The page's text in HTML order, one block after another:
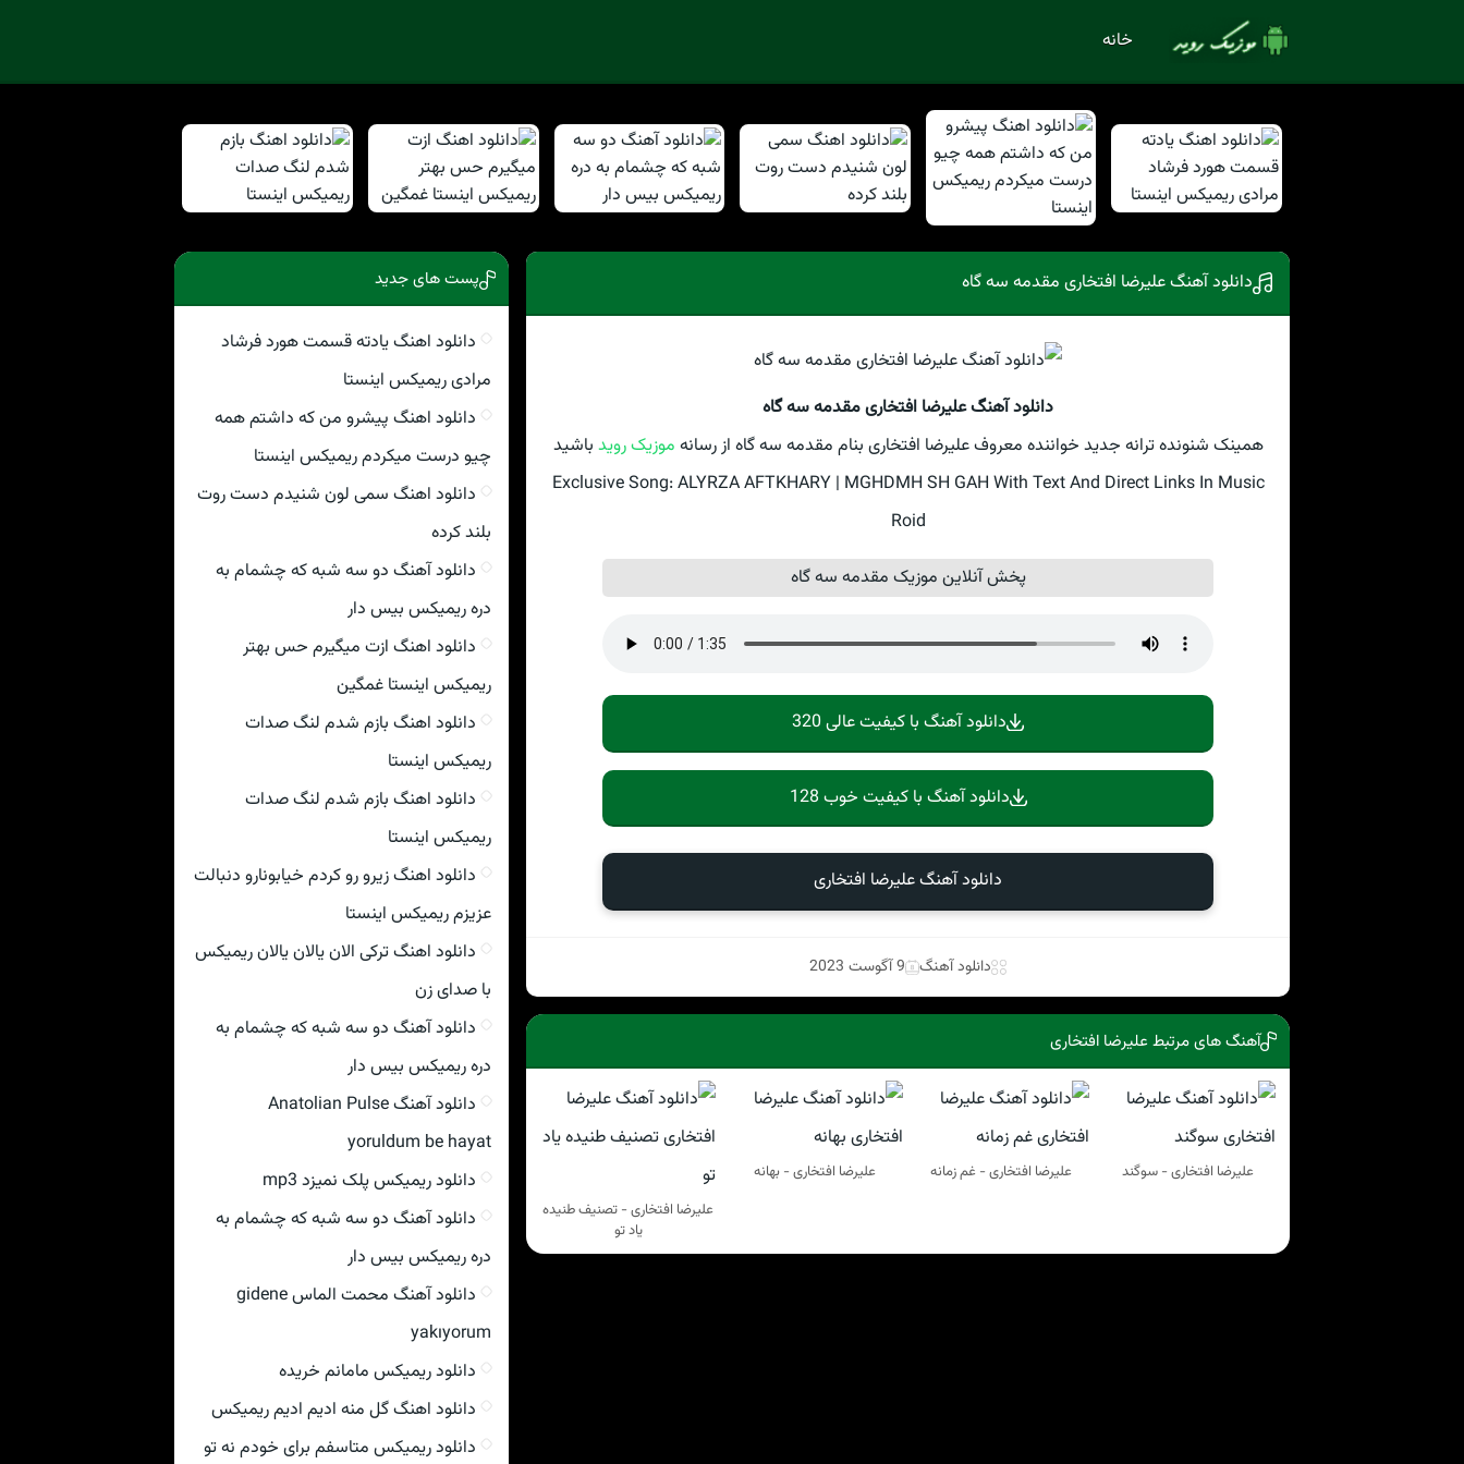
خانه
دانلود آهنگ علیرضا افتخاری مقدمه سه گاه
دانلود آهنگ علیرضا افتخاری مقدمه سه گاه
همینک شنونده ترانه جدید خواننده معروف علیرضا افتخاری بنام مقدمه سه گاه از رسانه موزیک روید باشید
Exclusive Song: ALYRZA AFTKHARY | MGHDMH SH GAH With Text And Direct Links In Music
Roid
پخش آنلاین موزیک مقدمه سه گاه
دانلود آهنگ با کیفیت عالی 320
دانلود آهنگ با کیفیت خوب 128
دانلود آهنگ علیرضا افتخاری
دانلود آهنگ 9 آگوست 2023
آهنگ های مرتبط علیرضا افتخاری
علیرضا افتخاری - سوگند علیرضا افتخاری - غم زمانه
علیرضا افتخاری - بهانه
علیرضا افتخاری - تصنیف طنیده
یاد تو
پست های جدید
دانلود اهنگ یادته قسمت هورد فرشاد
مرادی ریمیکس اینستا
دانلود اهنگ پیشرو من که داشتم همه
چیو درست میکردم ریمیکس اینستا
دانلود اهنگ سمی لون شنیدم دست روت
بلند کرده
دانلود آهنگ دو سه شبه که چشمام به
دره ریمیکس بیس دار
دانلود اهنگ ازت میگیرم حس بهتر
ریمیکس اینستا غمگین
دانلود اهنگ بازم شدم لنگ صدات
ریمیکس اینستا
دانلود اهنگ بازم شدم لنگ صدات
ریمیکس اینستا
دانلود اهنگ زیرو رو کردم خیابونارو دنبالت
عزیزم ریمیکس اینستا
دانلود اهنگ ترکی الان یالان یالان ریمیکس
با صدای زن
دانلود آهنگ دو سه شبه که چشمام به
دره ریمیکس بیس دار
دانلود آهنگ Anatolian Pulse
yoruldum be hayat
دانلود ریمیکس پلک نمیزد mp3
دانلود آهنگ دو سه شبه که چشمام به
دره ریمیکس بیس دار
دانلود آهنگ محمت الماس gidene
yakıyorum
دانلود ریمیکس مامانم خریده
دانلود اهنگ گل منه ادیم ادیم ریمیکس
دانلود ریمیکس متاسفم برای خودم نه تو